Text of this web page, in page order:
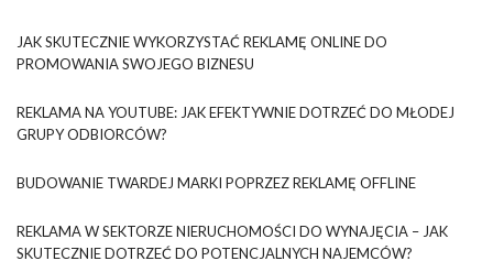
JAK SKUTECZNIE WYKORZYSTAĆ REKLAMĘ ONLINE DO
PROMOWANIA SWOJEGO BIZNESU
REKLAMA NA YOUTUBE: JAK EFEKTYWNIE DOTRZEĆ DO MŁODEJ
GRUPY ODBIORCÓW?
BUDOWANIE TWARDEJ MARKI POPRZEZ REKLAMĘ OFFLINE
REKLAMA W SEKTORZE NIERUCHOMOŚCI DO WYNAJĘCIA – JAK
SKUTECZNIE DOTRZEĆ DO POTENCJALNYCH NAJEMCÓW?